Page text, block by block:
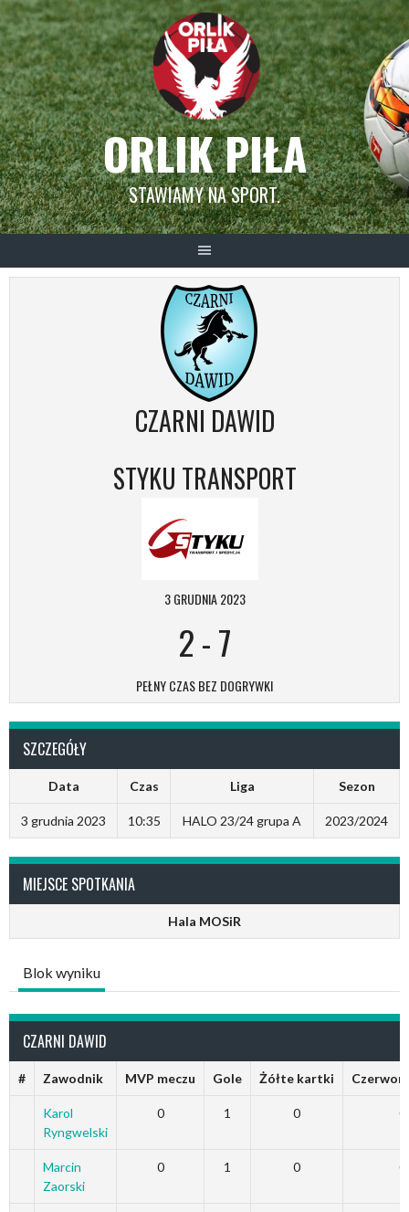
Skip
to
content
ORLIK PIŁA
STAWIAMY NA SPORT.
CZARNI DAWID
STYKU TRANSPORT
3 GRUDNIA 2023
2-7
PEŁNY CZAS BEZ DOGRYWKI
SZCZEGÓŁY
Data Czas Liga Sezon
3 grudnia 2023 10:35 HALO 23/24 grupa A 2023/2024
MIEJSCE SPOTKANIA
Hala MOSiR
Blok wyniku
CZARNI DAWID
# Zawodnik MVP meczu Gole Żółte kartki
Karol
Ryngwelski
0 1 0 0
Marcin
Zaorski
0 1 0 0